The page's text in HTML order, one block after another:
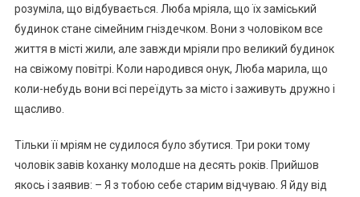
розуміла, що відбувається. Люба мріяла, що їх заміський
будинок стане сімейним гніздечком. Вони з чоловіком все
життя в місті жили, але завжди мріяли про великий будинок
на свіжому повітрі. Коли народився онук, Люба марила, що
коли-небудь вони всі переїдуть за місто і заживуть дружно і
щасливо.
Тільки її мріям не судилося було збутися. Три роки тому
чоловік завів kоханку молодше на десять років. Прийшов
якось і заявив: – Я з тобою себе старим відчуваю. Я йду від